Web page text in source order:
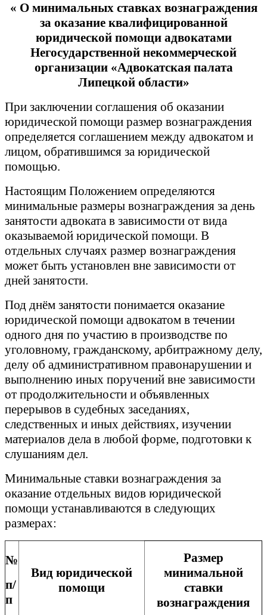
« О минимальных ставках вознаграждения
за оказание квалифицированной
юридической помощи адвокатами
Негосударственной некоммерческой
организации «Адвокатская палата
Липецкой области»
При заключении соглашения об оказании
юридической помощи размер вознаграждения
определяется соглашением между адвокатом и
лицом, обратившимся за юридической
помощью.
Настоящим Положением определяются
минимальные размеры вознаграждения за день
занятости адвоката в зависимости от вида
оказываемой юридической помощи. В
отдельных случаях размер вознаграждения
может быть установлен вне зависимости от
дней занятости.
Под днём занятости понимается оказание
юридической помощи адвокатом в течении
одного дня по участию в производстве по
уголовному, гражданскому, арбитражному делу,
делу об административном правонарушении и
выполнению иных поручений вне зависимости
от продолжительности и объявленных
перерывов в судебных заседаниях,
следственных и иных действиях, изучении
материалов дела в любой форме, подготовки к
слушаниям дел.
Минимальные ставки вознаграждения за
оказание отдельных видов юридической
помощи устанавливаются в следующих
размерах:
№
п/
п
Вид юридической
помощи
Размер
минимальной
ставки
вознаграждения